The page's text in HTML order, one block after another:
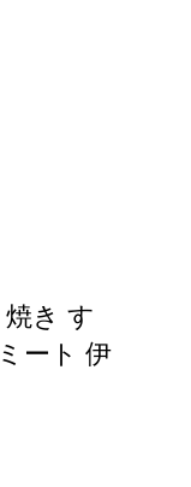
き す
ート 伊